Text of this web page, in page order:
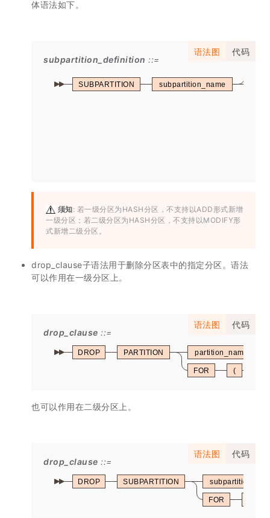
体语法如下。
语法图 代码
subpartition_definition
SUBPARTITION subpartition_name
须知: 若一级分区为HASH分区，不支持以ADD形式新增
一级分区；若二级分区为HASH分区，不支持以MODIFY形
式新增二级分区。
drop_clause子语法用于删除分区表中的指定分区。语法
可以作用在一级分区上。
语法图 代码
drop_clause
DROP PARTITION partition_name
FOR (
也可以作用在二级分区上。
语法图 代码
drop_clause
DROP SUBPARTITION
FOR